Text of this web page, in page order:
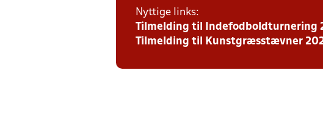
Nyttige links:
Tilmelding til Indefodboldturnering
Tilmelding til Kunstgræsstævner